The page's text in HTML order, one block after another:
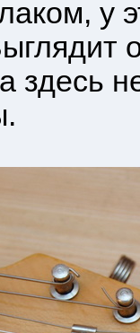
у
здесь